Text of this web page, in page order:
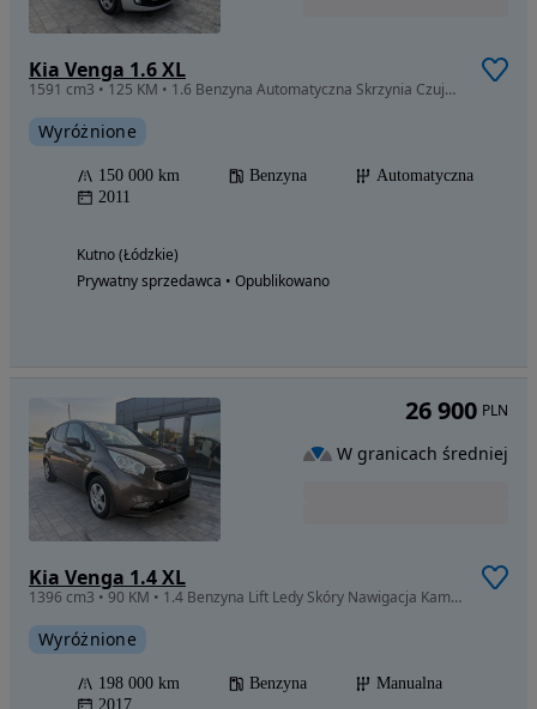
Kia Venga 1.6 XL
1591 cm3 • 125 KM • 1.6 Benzyna Automatyczna Skrzynia Czujniki Parkowania Gwarancja
Wyróżnione
150 000 km Benzyna
Automatyczna
2011
Kutno (Łódzkie)
Prywatny sprzedawca • Opublikowano
Kia Venga 1.4 XL
1396 cm3 • 90 KM • 1.4 Benzyna Lift Ledy Skóry Nawigacja Kamera Cofania Gwarancja
Wyróżnione
198 000 km Benzyna
Manualna
2017
26 900 PLN
W granicach średniej